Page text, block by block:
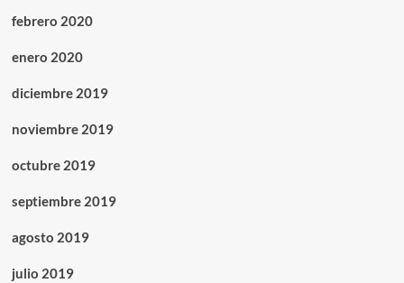
febrero 2020
enero 2020
diciembre 2019
noviembre 2019
octubre 2019
septiembre 2019
agosto 2019
julio 2019